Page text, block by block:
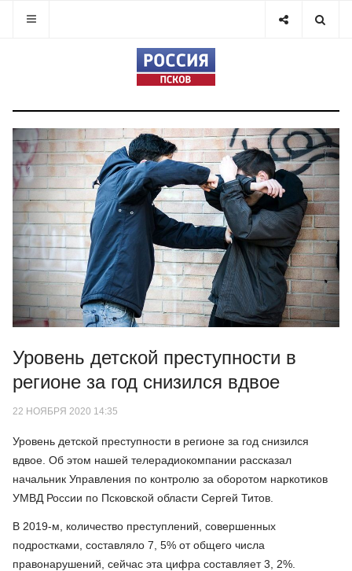
Уровень детской преступности в
регионе за год снизился вдвое
22 НОЯБРЯ 2020 14:35
Уровень детской преступности в регионе за год снизился
вдвое. Об этом нашей телерадиокомпании рассказал
начальник Управления по контролю за оборотом наркотиков
УМВД России по Псковской области Сергей Титов.
В 2019-м, количество преступлений, совершенных
подростками, составляло 7, 5% от общего числа
правонарушений, сейчас эта цифра составляет 3, 2%.